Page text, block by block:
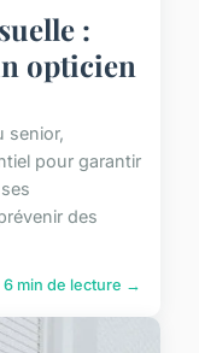
:
opticien
senior,
pour garantir
des
6 min de lecture →